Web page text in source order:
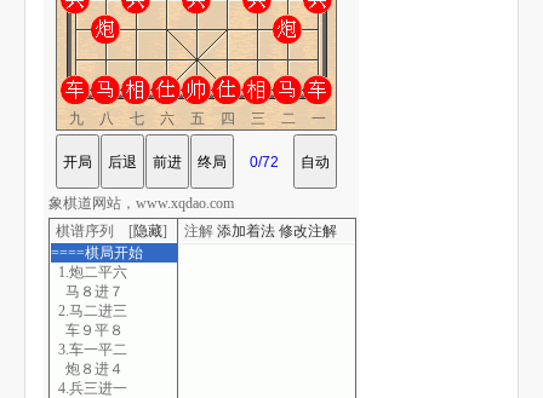
九八七六五四三二一
棋谱序列 [隐藏]
====棋局开始
1.炮二平六
马８进７
2.马二进三
车９平８
3.车一平二
炮８进４
4.兵三进一
注解 添加着法 修改注解
象棋道网站，www.xqdao.com